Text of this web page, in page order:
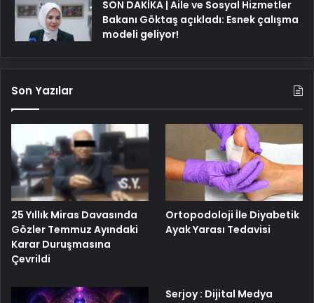
SON DAKİKA | Aile ve Sosyal Hizmetler
Bakanı Göktaş açıkladı: Esnek çalışma
modeli geliyor!
Son Yazılar
25 Yıllık Miras Davasında
Gözler Temmuz Ayındaki
Karar Duruşmasına
Çevrildi
Ortopodoloji İle Diyabetik
Ayak Yarası Tedavisi
Serjoy : Dijital Medya